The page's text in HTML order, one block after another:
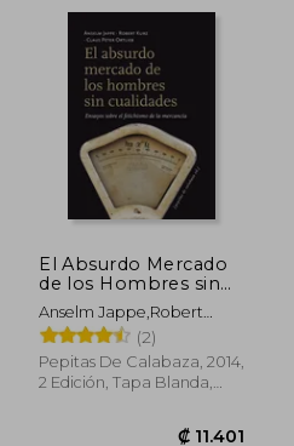
El Absurdo Mercado
de los Hombres sin
Cualidades
Anselm Jappe,Robert
Kurz,Claus Peter Ortlieb
(2)
Pepitas De Calabaza, 2014,
2 Edición, Tapa Blanda,